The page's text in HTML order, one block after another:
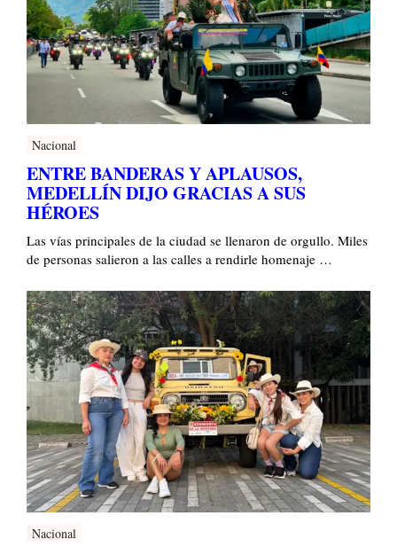
Nacional
ENTRE BANDERAS Y APLAUSOS,
MEDELLÍN DIJO GRACIAS A SUS
HÉROES
Las vías principales de la ciudad se llenaron de orgullo. Miles
de personas salieron a las calles a rendirle homenaje …
Nacional